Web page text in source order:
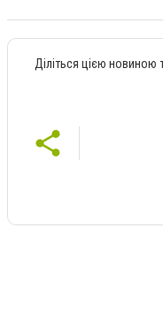
Діліться цією новиною